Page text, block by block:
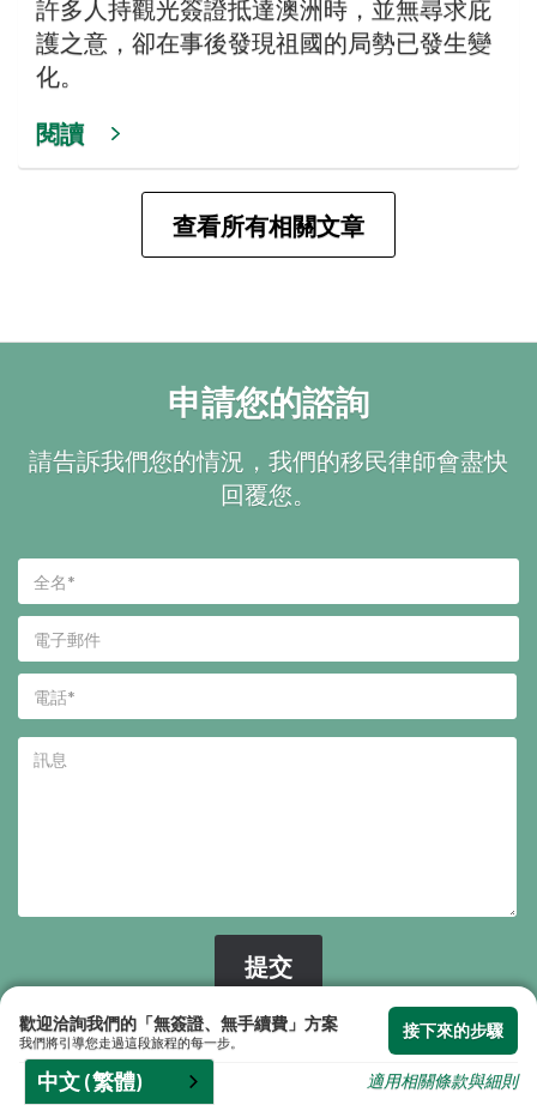
許多人持觀光簽證抵達澳洲時，並無尋求庇
護之意，卻在事後發現祖國的局勢已發生變
化。
閱讀
查看所有相關文章
申請您的諮詢
請告訴我們您的情況，我們的移民律師會盡快
回覆您。
歡迎洽詢我們的「無簽證、無手續費」方案
我們將引導您走過這段旅程的每一步。
接下來的步驟
適用相關條款與細則
中文 (繁體)